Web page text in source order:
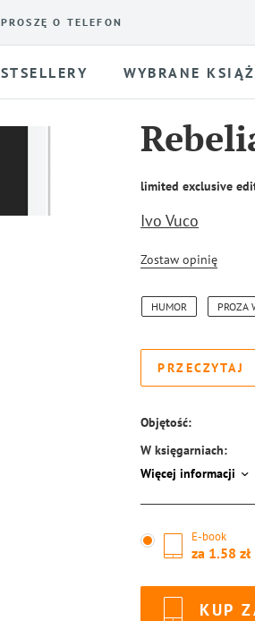
PROSZĘ O TELEFON
WYBRANE
limited exclusive
Ivo Vuco
Zostaw opinię
HUMOR PROZA
PRZECZYTAJ
Objętość:
W księgarniach:
ISBN:
Więcej informacji
E-book
za 1.58
KUP